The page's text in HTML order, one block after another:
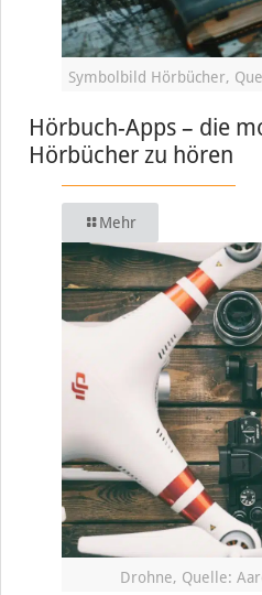
Symbolbild Hörbücher,
Hörbuch-Apps – die
Hörbücher zu hören
Mehr
Drohne, Quelle: